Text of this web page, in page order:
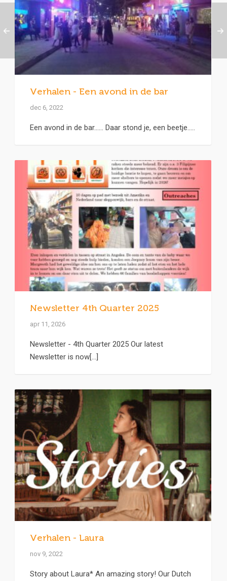
Verhalen - Een avond in de bar
dec 6, 2022
Een avond in de bar...... Daar stond je, een beetje.....
Newsletter 4th Quarter 2025
apr 11, 2026
Newsletter - 4th Quarter 2025 Our latest
Newsletter is now[...]
Verhalen - Laura
nov 9, 2022
Story about Laura* An amazing story! Our Dutch